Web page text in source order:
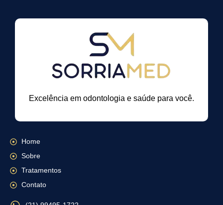
Excelência em odontologia e saúde para você.
Home
Sobre
Tratamentos
Contato